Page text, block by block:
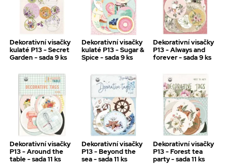
Dekorativní visačky
kulaté P13 - Secret
Garden - sada 9 ks
Dekorativní visačky
kulaté P13 - Sugar &
Spice - sada 9 ks
Dekorativní visačky
P13 - Always and
forever - sada 9 ks
Dekorativní visačky
P13 - Around the
table - sada 11 ks
Dekorativní visačky
P13 - Beyond the
sea - sada 11 ks
Dekorativní visačky
P13 - Forest tea
party - sada 11 ks